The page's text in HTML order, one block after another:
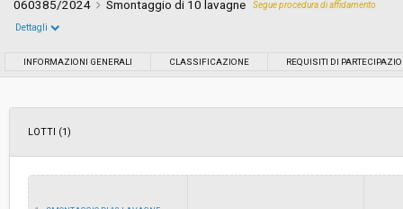
060385/2024 Smontaggio di 10 lavagne Segue procedura di affidamento
Svolgimento:
Dettagli
INFORMAZIONI GENERALI CLASSIFICAZIONE REQUISITI DI
LOTTI (1)